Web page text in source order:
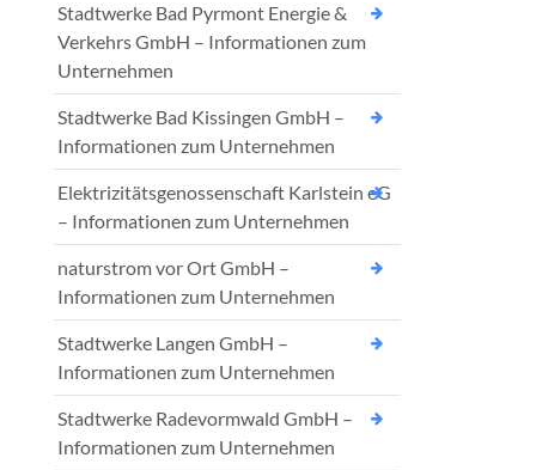
Stadtwerke Bad Pyrmont Energie &
Verkehrs GmbH – Informationen zum
Unternehmen
Stadtwerke Bad Kissingen GmbH –
Informationen zum Unternehmen
Elektrizitätsgenossenschaft Karlstein eG
– Informationen zum Unternehmen
naturstrom vor Ort GmbH –
Informationen zum Unternehmen
Stadtwerke Langen GmbH –
Informationen zum Unternehmen
Stadtwerke Radevormwald GmbH –
Informationen zum Unternehmen